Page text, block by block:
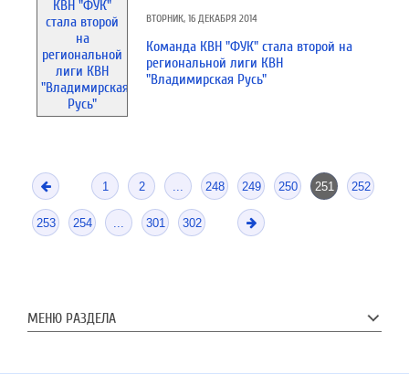
ВТОРНИК, 16 ДЕКАБРЯ 2014
Команда КВН "ФУК" стала второй на
региональной лиги КВН
"Владимирская Русь"
1 2 248 249 250 251 252
253 254 301 302
МЕНЮ РАЗДЕЛА